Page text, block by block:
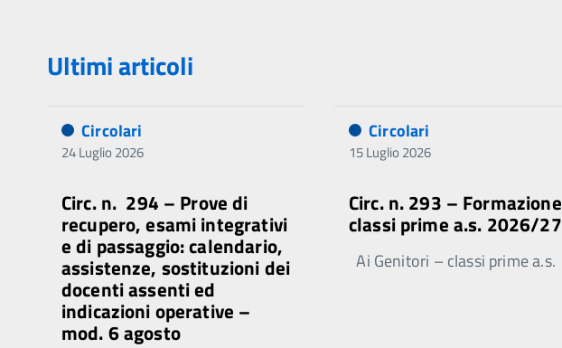
Ultimi articoli
Circolari
24 Luglio 2026
Circ. n. 294 – Prove di
recupero, esami integrativi
e di passaggio: calendario,
assistenze, sostituzioni dei
docenti assenti ed
indicazioni operative –
mod. 6 agosto
Circolari
15 Luglio 2026
Circ. n. 293 – Formazione
classi prime a.s. 2026/27
Ai Genitori – classi prime a.s.